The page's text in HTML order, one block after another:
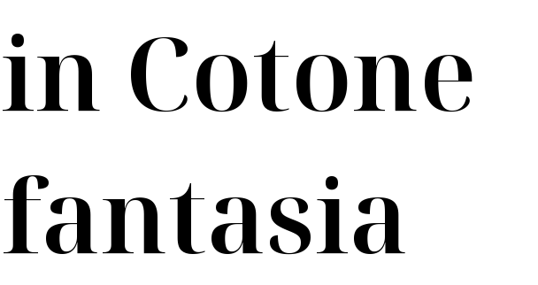
in Cotone
fantasia